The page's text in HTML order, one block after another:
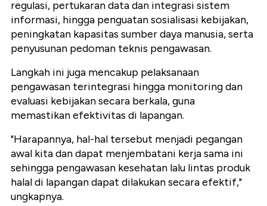
regulasi, pertukaran data dan integrasi sistem
informasi, hingga penguatan sosialisasi kebijakan,
peningkatan kapasitas sumber daya manusia, serta
penyusunan pedoman teknis pengawasan.
Langkah ini juga mencakup pelaksanaan
pengawasan terintegrasi hingga monitoring dan
evaluasi kebijakan secara berkala, guna
memastikan efektivitas di lapangan.
"Harapannya, hal-hal tersebut menjadi pegangan
awal kita dan dapat menjembatani kerja sama ini
sehingga pengawasan kesehatan lalu lintas produk
halal di lapangan dapat dilakukan secara efektif,"
ungkapnya.